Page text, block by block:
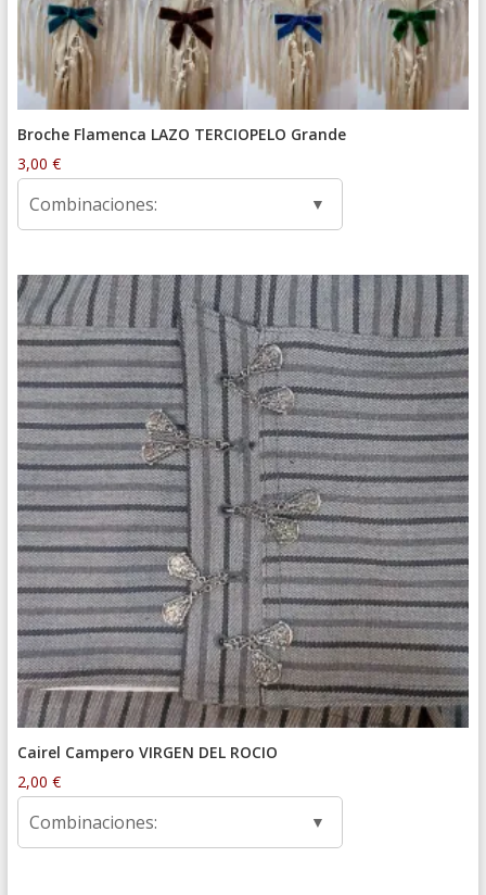
Broche Flamenca LAZO TERCIOPELO Grande
3,00 €
Combinaciones:
Cairel Campero VIRGEN DEL ROCIO
2,00 €
Combinaciones: